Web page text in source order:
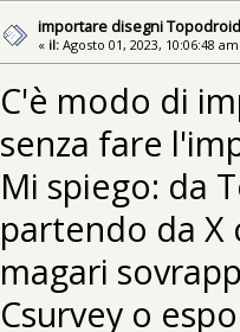
importare disegni
« il: Agosto 01, 2023, 10:06:48
C'è modo di
senza fare
Mi spiego: da
partendo da X
magari
Csurvey o